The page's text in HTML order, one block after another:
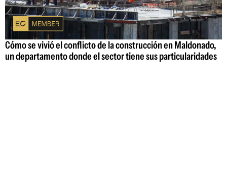
Cómo se vivió el conflicto de la construcción en Maldonado,
un departamento donde el sector tiene sus particularidades